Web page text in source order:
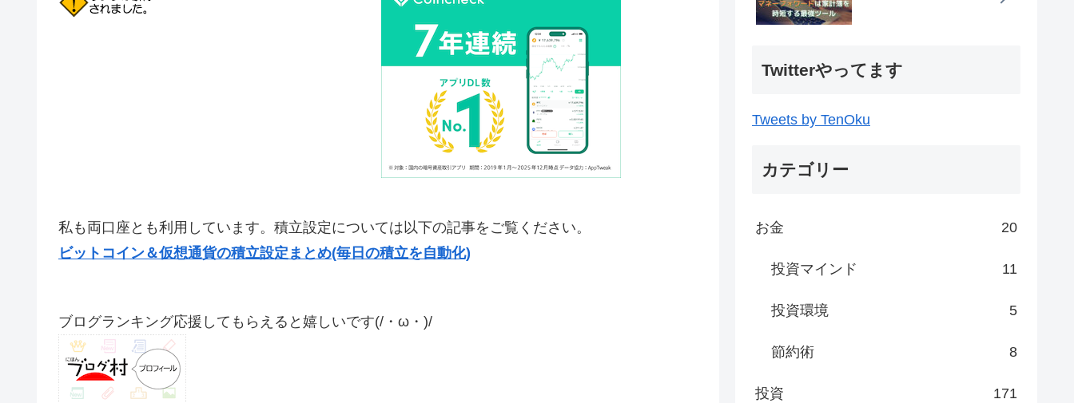
私も両口座とも利用しています。積立設定については以下の記事をご覧ください。
ビットコイン＆仮想通貨の積立設定まとめ(毎日の積立を自動化)
ブログランキング応援してもらえると嬉しいです(/・ω・)/
Twitterやってます
Tweets by TenOku
カテゴリー
お金 20
投資マインド 11
投資環境 5
節約術 8
投資 171